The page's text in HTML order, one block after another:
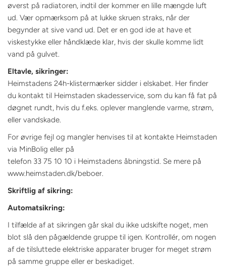
øverst på radiatoren, indtil der kommer en lille mængde luft
ud. Vær opmærksom på at lukke skruen straks, når der
begynder at sive vand ud. Det er en god ide at have et
viskestykke eller håndklæde klar, hvis der skulle komme lidt
vand på gulvet.
Eltavle, sikringer:
Heimstadens 24h-klistermærker sidder i elskabet. Her finder
du kontakt til Heimstaden skadesservice, som du kan få fat på
døgnet rundt, hvis du f.eks. oplever manglende varme, strøm,
eller vandskade.
For øvrige fejl og mangler henvises til at kontakte Heimstaden
via MinBolig eller på
telefon 33 75 10 10 i Heimstadens åbningstid. Se mere på
www.heimstaden.dk/beboer.
Skriftlig af sikring:
Automatsikring:
I tilfælde af at sikringen går skal du ikke udskifte noget, men
blot slå den pågældende gruppe til igen. Kontrollér, om nogen
af de tilsluttede elektriske apparater bruger for meget strøm
på samme gruppe eller er beskadiget.